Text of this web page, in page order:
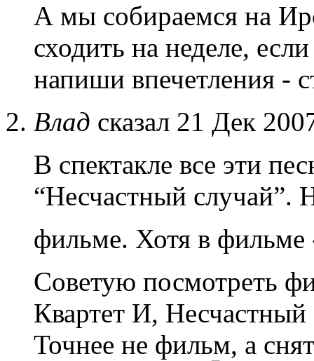
А мы собираемся на
сходить на неделе,
напиши впечетления -
Влад сказал 21 Дек
В спектакле все эти
“Несчастный случай”.
фильме. Хотя в фильме
Советую посмотреть
Квартет И, Несчастный
Точнее не фильм, а